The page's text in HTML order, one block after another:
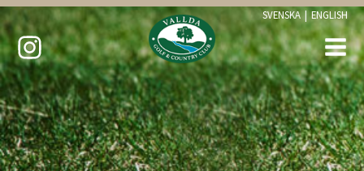
SVENSKA | ENGLISH